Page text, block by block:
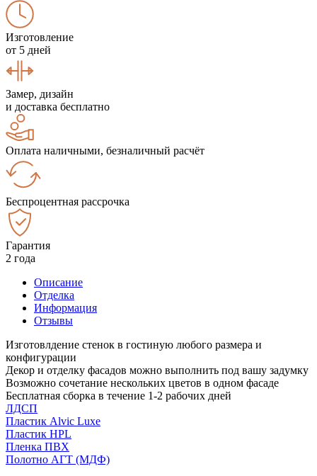
Изготовление
от 5 дней
Замер, дизайн
и доставка бесплатно
Оплата наличными, безналичный расчёт
Беспроцентная рассрочка
Гарантия
2 года
Описание
Отделка
Информация
Отзывы
Изготовлдение стенок в гостиную любого размера и
конфигурации
Декор и отделку фасадов можно выполнить под вашу задумку
Возможно сочетание нескольких цветов в одном фасаде
Бесплатная сборка в течение 1-2 рабочих дней
ЛДСП
Пластик Alvic Luxe
Пластик HPL
Пленка ПВХ
Полотно АГТ (МДФ)